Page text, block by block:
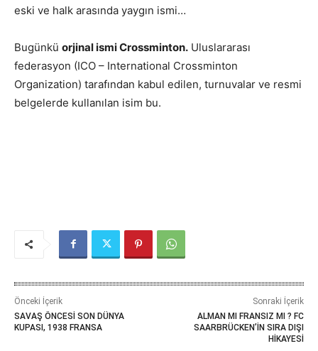
eski ve halk arasında yaygın ismi…
Bugünkü orjinal ismi Crossminton. Uluslararası
federasyon (ICO – International Crossminton
Organization) tarafından kabul edilen, turnuvalar ve resmi
belgelerde kullanılan isim bu.
Önceki İçerik
SAVAŞ ÖNCESİ SON DÜNYA
KUPASI, 1938 FRANSA
Sonraki İçerik
ALMAN MI FRANSIZ MI ? FC
SAARBRÜCKEN’İN SIRA DIŞI
HİKAYESİ